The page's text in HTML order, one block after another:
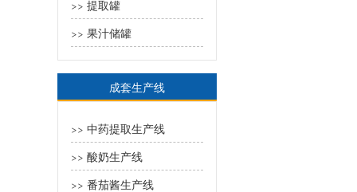
>> 提取罐
>> 果汁储罐
成套生产线
>> 中药提取生产线
>> 酸奶生产线
>> 番茄酱生产线